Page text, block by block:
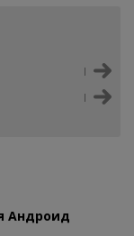
Андроид